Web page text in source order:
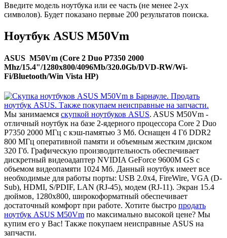
Введите модель ноутбука или ее часть (не менее 2-ух
символов). Будет показано первые 200 результатов поиска.
Ноутбук ASUS M50Vm
ASUS M50Vm (Core 2 Duo P7350 2000
Mhz/15.4"/1280x800/4096Mb/320.0Gb/DVD-RW/Wi-
Fi/Bluetooth/Win Vista HP)
Мы занимаемся скупкой ноутбуков ASUS. ASUS M50Vm -
отличный ноутбук на базе 2-ядерного процессора Core 2 Duo
P7350 2000 МГц с кэш-памятью 3 Мб. Оснащен 4 Гб DDR2
800 МГц оперативной памяти и объемным жестким диском
320 Гб. Графическую производительность обеспечивает
дискретный видеоадаптер NVIDIA GeForce 9600M GS с
объемом видеопамяти 1024 Мб. Данный ноутбук имеет все
необходимые для работы порты: USB 2.0x4, FireWire, VGA (D-
Sub), HDMI, S/PDIF, LAN (RJ-45), модем (RJ-11). Экран 15.4
дюймов, 1280x800, широкоформатный обеспечивает
достаточный комфорт при работе. Хотите быстро продать
ноутбук ASUS M50Vm по максимально высокой цене? Мы
купим его у Вас! Также покупаем неисправные ASUS на
запчасти.